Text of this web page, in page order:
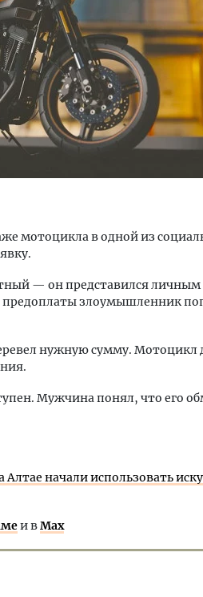
мотоцикла в одной из
— он представился личным
злоумышленник
нужную сумму. Мотоцикл
Мужчина понял, что его
начали использовать
и вMax
Смелость архитектурных
Генеральный директор